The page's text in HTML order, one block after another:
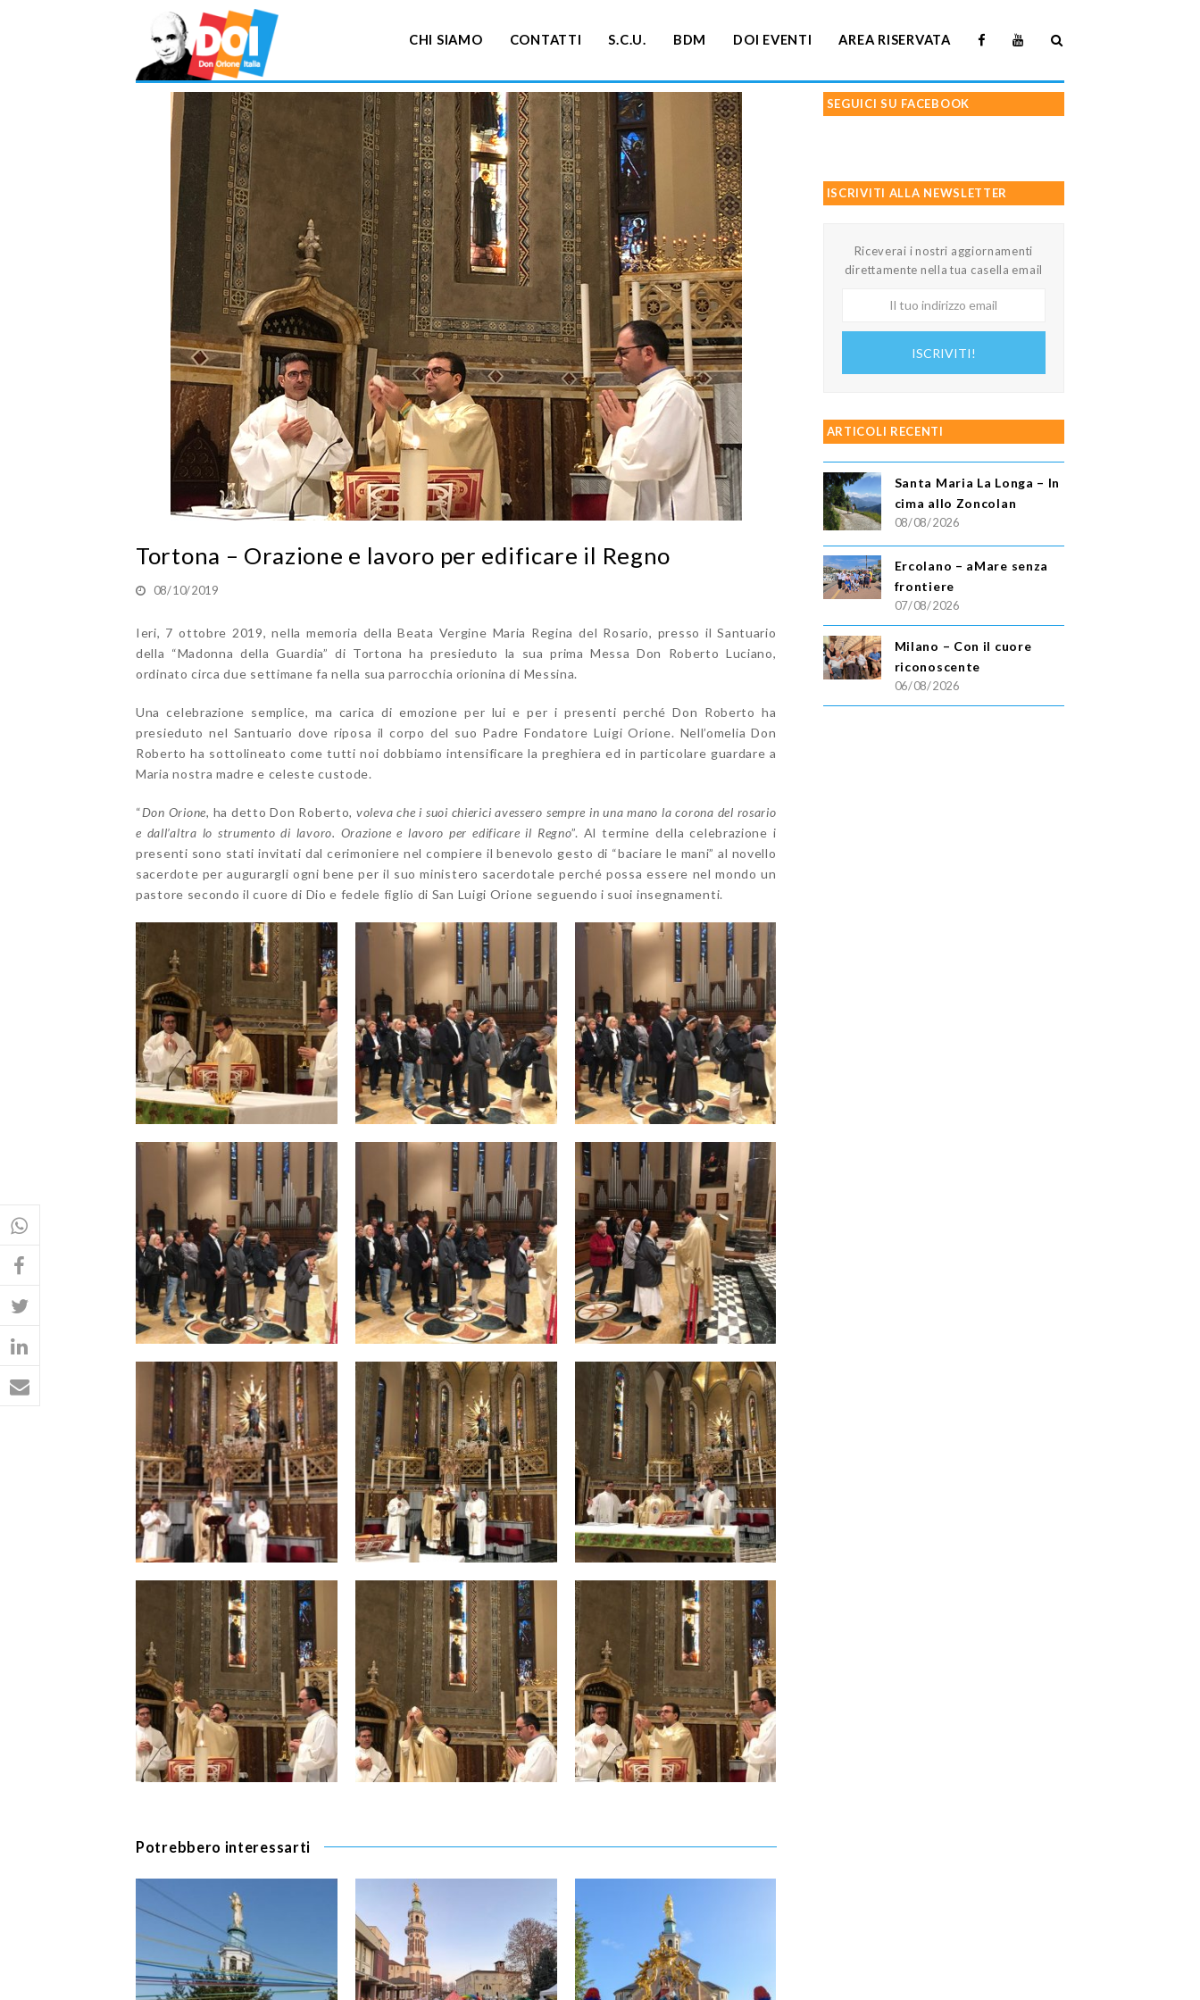
CHI SIAMO CONTATTI S.C.U. BDM DOI EVENTI AREA RISERVATA
Tortona – Orazione e lavoro per edificare il Regno
08/10/2019
Ieri, 7 ottobre 2019, nella memoria della Beata Vergine Maria Regina del Rosario, presso il Santuario
della “Madonna della Guardia” di Tortona ha presieduto la sua prima Messa Don Roberto Luciano,
ordinato circa due settimane fa nella sua parrocchia orionina di Messina.
Una celebrazione semplice, ma carica di emozione per lui e per i presenti perché Don Roberto ha
presieduto nel Santuario dove riposa il corpo del suo Padre Fondatore Luigi Orione. Nell’omelia Don
Roberto ha sottolineato come tutti noi dobbiamo intensificare la preghiera ed in particolare guardare a
Maria nostra madre e celeste custode.
“Don Orione, ha detto Don Roberto, voleva che i suoi chierici avessero sempre in una mano la corona del rosario
e dall’altra lo strumento di lavoro. Orazione e lavoro per edificare il Regno”. Al termine della celebrazione i
presenti sono stati invitati dal cerimoniere nel compiere il benevolo gesto di “baciare le mani” al novello
sacerdote per augurargli ogni bene per il suo ministero sacerdotale perché possa essere nel mondo un
pastore secondo il cuore di Dio e fedele figlio di San Luigi Orione seguendo i suoi insegnamenti.
Potrebbero interessarti
SEGUICI SU FACEBOOK
ISCRIVITI ALLA NEWSLETTER
Riceverai i nostri aggiornamenti
direttamente nella tua casella email
ISCRIVITI!
ARTICOLI RECENTI
Santa Maria La Longa – In
cima allo Zoncolan
08/08/2026
Ercolano – aMare senza
frontiere
07/08/2026
Milano – Con il cuore
riconoscente
06/08/2026